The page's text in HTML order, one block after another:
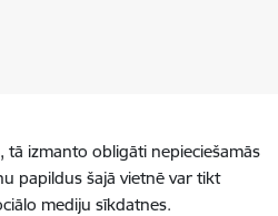
tā izmanto obligāti nepieciešamās
papildus šajā vietnē var tikt
mediju sīkdatnes.